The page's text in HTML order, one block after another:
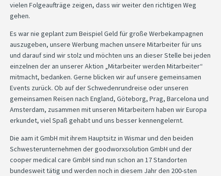
vielen Folgeaufträge zeigen, dass wir weiter den richtigen Weg
gehen.
Es war nie geplant zum Beispiel Geld für große Werbekampagnen
auszugeben, unsere Werbung machen unsere Mitarbeiter für uns
und darauf sind wir stolz und möchten uns an dieser Stelle bei jeden
einzelnen der an unserer Aktion „Mitarbeiter werden Mitarbeiter“
mitmacht, bedanken. Gerne blicken wir auf unsere gemeinsamen
Events zurück. Ob auf der Schwedenrundreise oder unseren
gemeinsamen Reisen nach England, Göteborg, Prag, Barcelona und
Amsterdam, zusammen mit unseren Mitarbeitern haben wir Europa
erkundet, viel Spaß gehabt und uns besser kennengelernt.
Die aam it GmbH mit ihrem Hauptsitz in Wismar und den beiden
Schwesterunternehmen der goodworxsolution GmbH und der
cooper medical care GmbH sind nun schon an 17 Standorten
bundesweit tätig und werden noch in diesem Jahr den 200-sten